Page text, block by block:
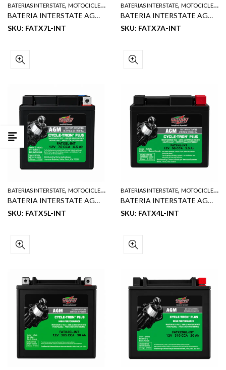
BATERIAS INTERSTATE, MOTOCICLETA
BATERIA INTERSTATE AGM DE MOTOCICLETA NET 12V 6 AH 90 CCA
SKU: FATX7L-INT
BATERIAS INTERSTATE, MOTOCICLETA
BATERIA INTERSTATE AGM DE MOTOCICLETA NET 12V 7 AH 135 CCA
SKU: FATX7A-INT
BATERIAS INTERSTATE, MOTOCICLETA
BATERIA INTERSTATE AGM DE MOTOCICLETA NET 12V 4.5 AH 70 CCA
SKU: FATX5L-INT
BATERIAS INTERSTATE, MOTOCICLETA
BATERIA INTERSTATE AGM DE MOTOCICLETA NET 12V 3.5 AH 50 CCA
SKU: FATX4L-INT